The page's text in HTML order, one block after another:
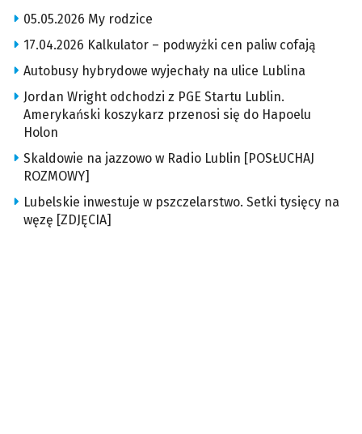
05.05.2026 My rodzice
17.04.2026 Kalkulator – podwyżki cen paliw cofają
Autobusy hybrydowe wyjechały na ulice Lublina
Jordan Wright odchodzi z PGE Startu Lublin.
Amerykański koszykarz przenosi się do Hapoelu
Holon
Skaldowie na jazzowo w Radio Lublin [POSŁUCHAJ
ROZMOWY]
Lubelskie inwestuje w pszczelarstwo. Setki tysięcy na
węzę [ZDJĘCIA]